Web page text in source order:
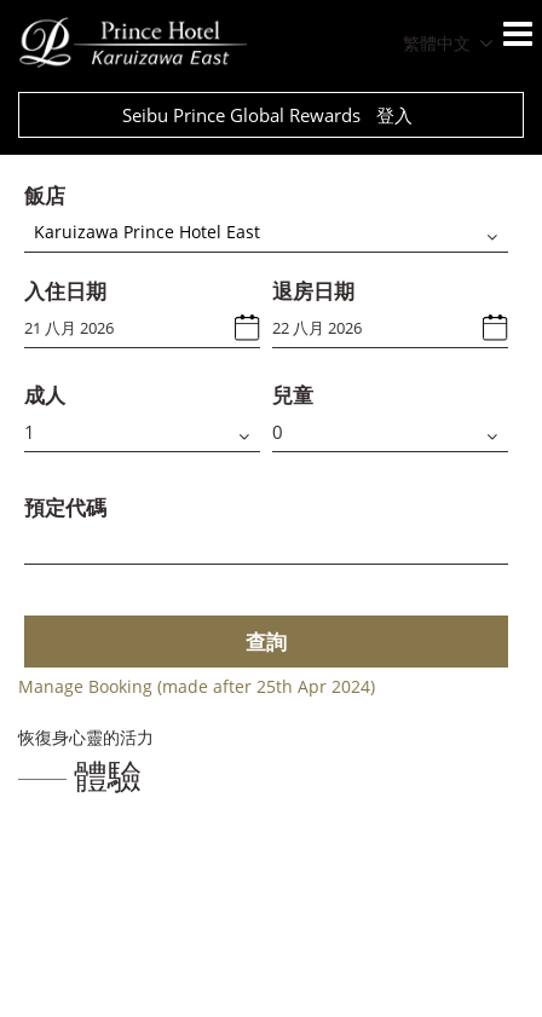
繁體中文
Seibu Prince Global Rewards 登入
飯店
Karuizawa Prince Hotel East
入住日期 退房日期
成人 兒童
預定代碼
查詢
Manage Booking (made after 25th Apr 2024)
恢復身心靈的活力
體驗